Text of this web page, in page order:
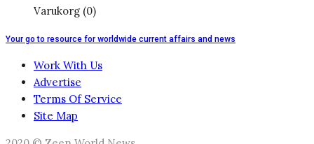
Varukorg (0)
Your go to resource for worldwide current affairs and news
Work With Us
Advertise
Terms Of Service
Site Map